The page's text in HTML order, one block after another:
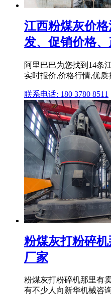
江西粉煤灰价
发、促销价格
阿里巴巴为您找到14条
实时报价,价格行情,优质
联系电话: 180 3780 8511
粉煤灰打粉碎
厂家
粉煤灰打粉碎机那里有
有不少人向新华机械咨